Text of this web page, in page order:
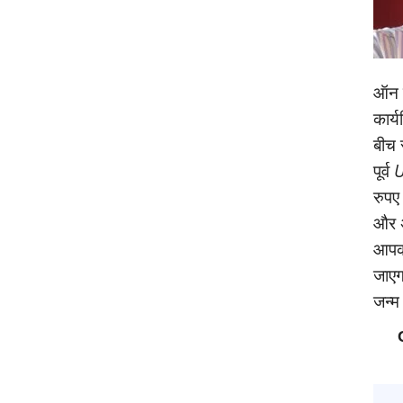
ऑन
पूर्व
और